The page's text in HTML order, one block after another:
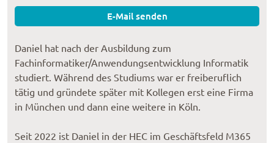
E-Mail senden
Daniel hat nach der Ausbildung zum
Fachinformatiker/Anwendungsentwicklung Informatik
studiert. Während des Studiums war er freiberuflich
tätig und gründete später mit Kollegen erst eine Firma
in München und dann eine weitere in Köln.
Seit 2022 ist Daniel in der HEC im Geschäftsfeld M365